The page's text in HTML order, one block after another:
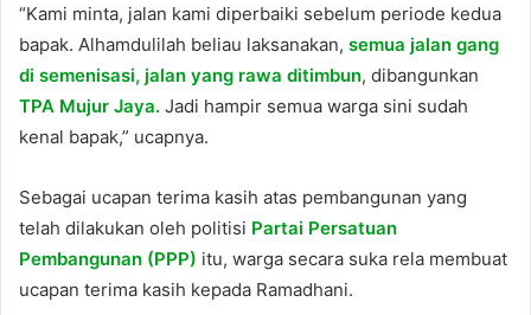
“Kami minta, jalan kami diperbaiki sebelum periode kedua
bapak. Alhamdulilah beliau laksanakan, semua jalan gang
di semenisasi, jalan yang rawa ditimbun, dibangunkan
TPA Mujur Jaya. Jadi hampir semua warga sini sudah
kenal bapak,” ucapnya.
Sebagai ucapan terima kasih atas pembangunan yang
telah dilakukan oleh politisi Partai Persatuan
Pembangunan (PPP) itu, warga secara suka rela membuat
ucapan terima kasih kepada Ramadhani.